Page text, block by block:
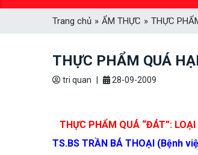
Trang chủ » ẨM THỰC » THỰC
THỰC PHẨM QUÁ
tri quan 28-09-2009
THỰC PHẨM QUÁ “ĐÁT”: LOẠI
TS.BS TRẦN BÁ THOẠI (Bệnh